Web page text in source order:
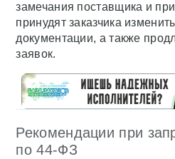
замечания поставщика и
принудят заказчика
документации, а также
заявок.
Рекомендации при
по 44-ФЗ